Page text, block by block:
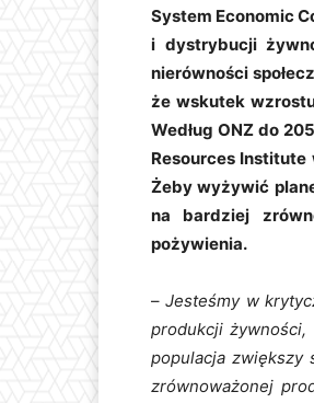
System Economic
i dystrybucji
nierówności
że wskutek
Według ONZ do
Resources
Żeby wyżywić
na bardziej
pożywienia.
– Jesteśmy w
produkcji żywności,
populacja
zrównoważonej